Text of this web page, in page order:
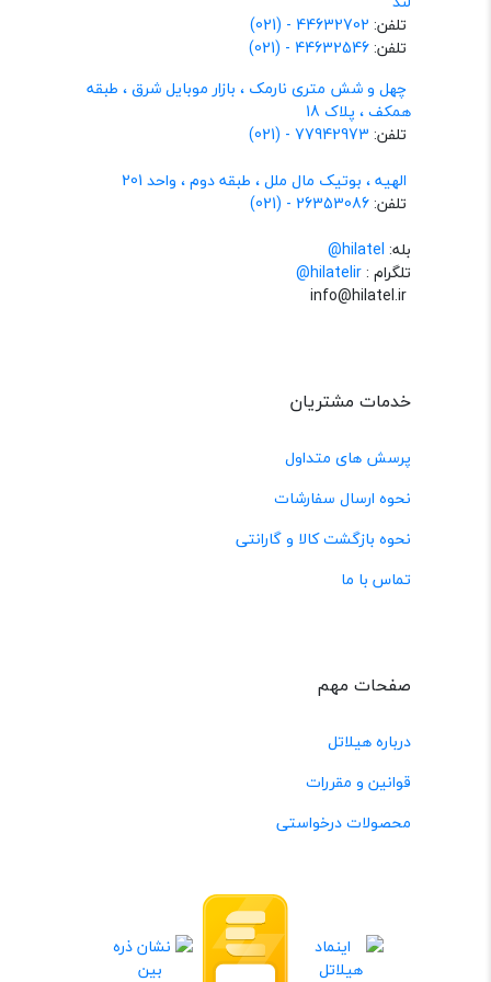
تلفن: 44632702 - (021)
تلفن:44632546 - (021)
چهل و شش متری نارمک ، بازار موبایل شرق ، طبقه
همکف ، پلاک 18
تلفن: 77942973 - (021)
الهیه ، بوتیک مال ملل ، طبقه دوم ، واحد 201
تلفن:26353086 - (021)
بله: hilatel@
تلگرام :@hilatelir
خدمات مشتریان
پرسش های متداول
نحوه ارسال سفارشات
نحوه بازگشت کالا و گارانتی
تماس با ما
صفحات مهم
درباره هیلاتل
قوانین و مقررات
محصولات درخواستی